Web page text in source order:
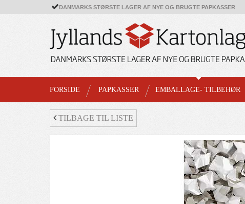
DANMARKS STØRSTE LAGER AF NYE OG BRUGTE PAPKASSER
FORSIDE PAPKASSER EMBALLAGE- TILBEHØR
TILBAGE TIL LISTE